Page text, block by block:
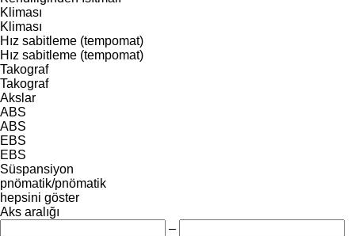
Kliması
Kliması
Hız sabitleme (tempomat)
Hız sabitleme (tempomat)
Takograf
Takograf
Akslar
ABS
ABS
EBS
EBS
Süspansiyon
pnömatik/pnömatik
hepsini göster
Aks aralığı
–